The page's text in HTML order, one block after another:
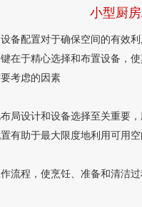
小型厨
配置对于确保空间的有
在于精心选择和布置设备，
考虑的因素
设计和设备选择至关重要，
有助于最大限度地利用可用空
流程，使烹饪、准备和清洁过